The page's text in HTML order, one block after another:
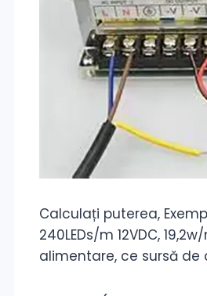
Calculați puterea,
240LEDs/m 12VDC,
alimentare, ce sursă